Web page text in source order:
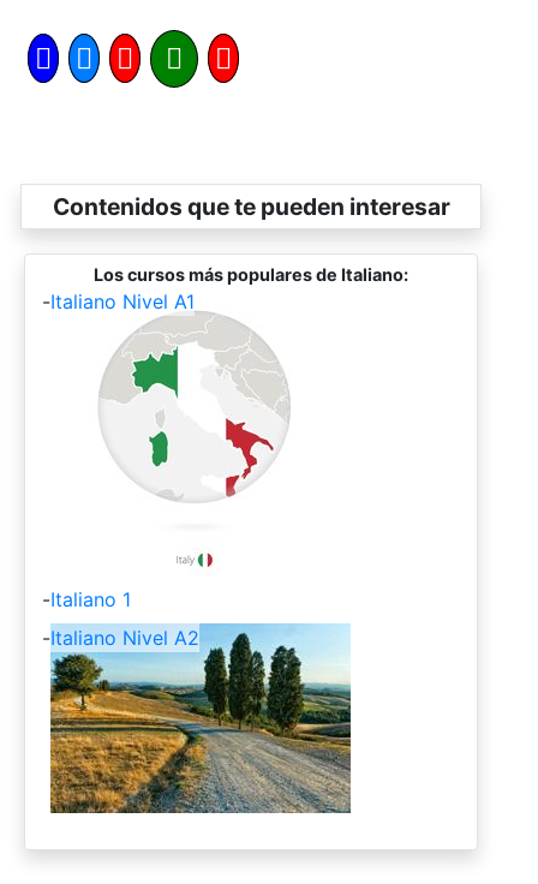
Contenidos que te pueden interesar
Los cursos más populares de Italiano:
-Italiano Nivel A1
-Italiano 1
-Italiano Nivel A2